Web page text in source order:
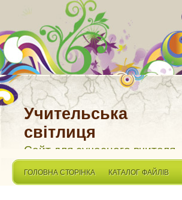
Учительська
світлиця
Сайт для сучасного вчителя
ГОЛОВНА СТОРІНКА КАТАЛОГ ФАЙЛІВ